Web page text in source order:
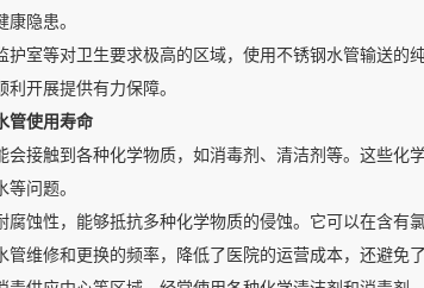
隐患。
护室等对卫生要求极高的区域，使用不锈钢水管输送
开展提供有力保障。
管使用寿命
会接触到各种化学物质，如消毒剂、清洁剂等。这些
问题。
腐蚀性，能够抵抗多种化学物质的侵蚀。它可以在含
管维修和更换的频率，降低了医院的运营成本，还避免